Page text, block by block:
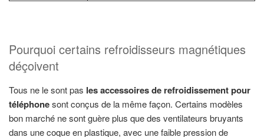
Pourquoi certains refroidisseurs magnétiques
déçoivent
Tous ne le sont pas les accessoires de refroidissement pour
téléphonesont conçus de la même façon. Certains modèles
bon marché ne sont guère plus que des ventilateurs bruyants
dans une coque en plastique, avec une faible pression de